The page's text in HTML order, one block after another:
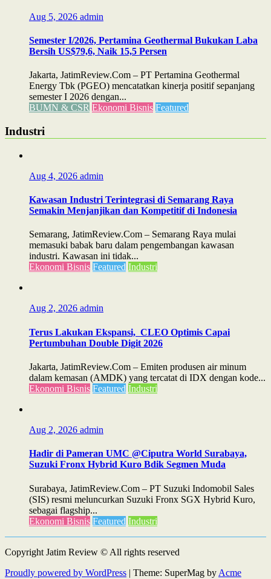
Aug 5, 2026 admin
Semester I/2026, Pertamina Geothermal Bukukan Laba
Bersih US$79,6, Naik 15,5 Persen
Jakarta, JatimReview.Com – PT Pertamina Geothermal
Energy Tbk (PGEO) mencatatkan kinerja positif sepanjang
semester I 2026 dengan...
BUMN & CSR Ekonomi Bisnis Featured
Industri
Aug 4, 2026 admin
Kawasan Industri Terintegrasi di Semarang Raya
Semakin Menjanjikan dan Kompetitif di Indonesia
Semarang, JatimReview.Com – Semarang Raya mulai
memasuki babak baru dalam pengembangan kawasan
industri. Kawasan ini tidak...
Ekonomi Bisnis Featured Industri
Aug 2, 2026 admin
Terus Lakukan Ekspansi, CLEO Optimis Capai
Pertumbuhan Double Digit 2026
Jakarta, JatimReview.Com – Emiten produsen air minum
dalam kemasan (AMDK) yang tercatat di IDX dengan kode...
Ekonomi Bisnis Featured Industri
Aug 2, 2026 admin
Hadir di Pameran UMC @Ciputra World Surabaya,
Suzuki Fronx Hybrid Kuro Bdik Segmen Muda
Surabaya, JatimReview.Com – PT Suzuki Indomobil Sales
(SIS) resmi meluncurkan Suzuki Fronx SGX Hybrid Kuro,
sebagai flagship...
Ekonomi Bisnis Featured Industri
Copyright Jatim Review © All rights reserved
Proudly powered by WordPress | Theme: SuperMag by Acme